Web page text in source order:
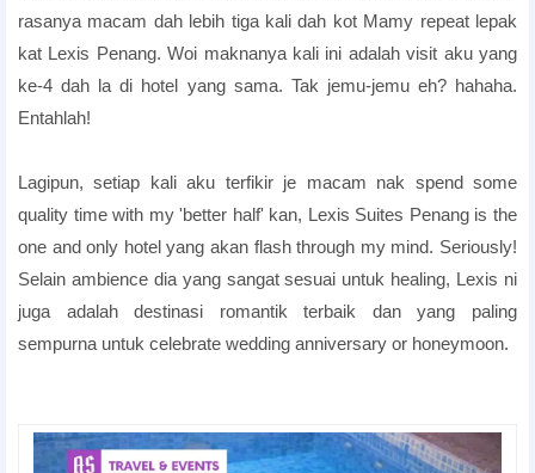
rasanya macam dah lebih tiga kali dah kot Mamy repeat lepak
kat Lexis Penang. Woi maknanya kali ini adalah visit aku yang
ke-4 dah la di hotel yang sama. Tak jemu-jemu eh? hahaha.
Entahlah!
Lagipun, setiap kali aku terfikir je macam nak spend some
quality time with my 'better half' kan, Lexis Suites Penang is the
one and only hotel yang akan flash through my mind. Seriously!
Selain ambience dia yang sangat sesuai untuk healing, Lexis ni
juga adalah destinasi romantik terbaik dan yang paling
sempurna untuk celebrate wedding anniversary or honeymoon.